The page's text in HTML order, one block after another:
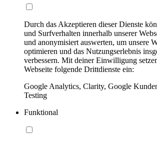
Durch das Akzeptieren dieser Dienste
und Surfverhalten innerhalb unserer
und anonymisiert auswerten, um unsere
optimieren und das Nutzungserlebnis
verbessern. Mit deiner Einwilligung
Webseite folgende Drittdienste ein:
Google Analytics, Clarity, Google
Testing
Funktional